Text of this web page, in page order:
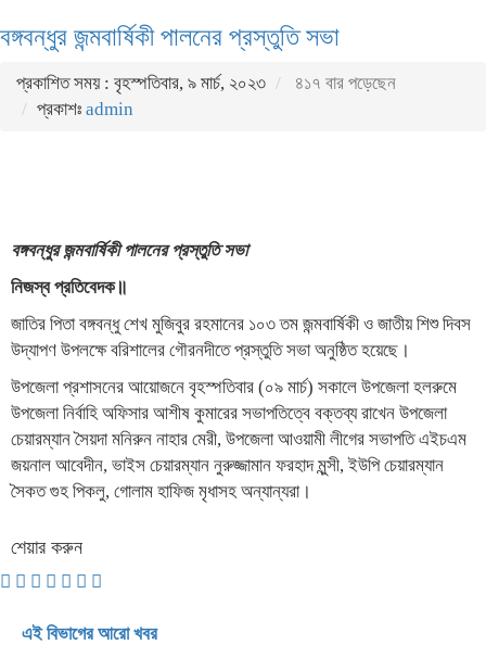
বঙ্গবন্ধুর জন্মবার্ষিকী পালনের প্রস্তুতি সভা
প্রকাশিত সময় : বৃহস্পতিবার, ৯ মার্চ, ২০২৩
৪১৭ বার পড়েছেন
প্রকাশঃ admin
বঙ্গবন্ধুর জন্মবার্ষিকী পালনের প্রস্তুতি সভা
নিজস্ব প্রতিবেদক॥
জাতির পিতা বঙ্গবন্ধু শেখ মুজিবুর রহমানের ১০৩ তম জন্মবার্ষিকী ও জাতীয় শিশু দিবস
উদ্যাপণ উপলক্ষে বরিশালের গৌরনদীতে প্রস্তুতি সভা অনুষ্ঠিত হয়েছে।
উপজেলা প্রশাসনের আয়োজনে বৃহস্পতিবার (০৯ মার্চ) সকালে উপজেলা হলরুমে
উপজেলা নির্বাহি অফিসার আশীষ কুমারের সভাপতিত্বে বক্তব্য রাখেন উপজেলা
চেয়ারম্যান সৈয়দা মনিরুন নাহার মেরী, উপজেলা আওয়ামী লীগের সভাপতি এইচএম
জয়নাল আবেদীন, ভাইস চেয়ারম্যান নুরুজ্জামান ফরহাদ মুন্সী, ইউপি চেয়ারম্যান
সৈকত গুহ পিকলু, গোলাম হাফিজ মৃধাসহ অন্যান্যরা।
শেয়ার করুন
এই বিভাগের আরো খবর